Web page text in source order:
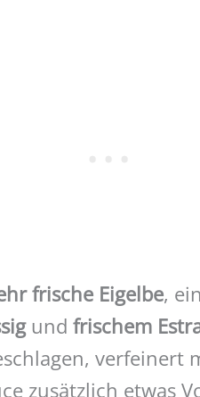
frische Eigelbe, ein
und frischem
verfeinert
zusätzlich etwas